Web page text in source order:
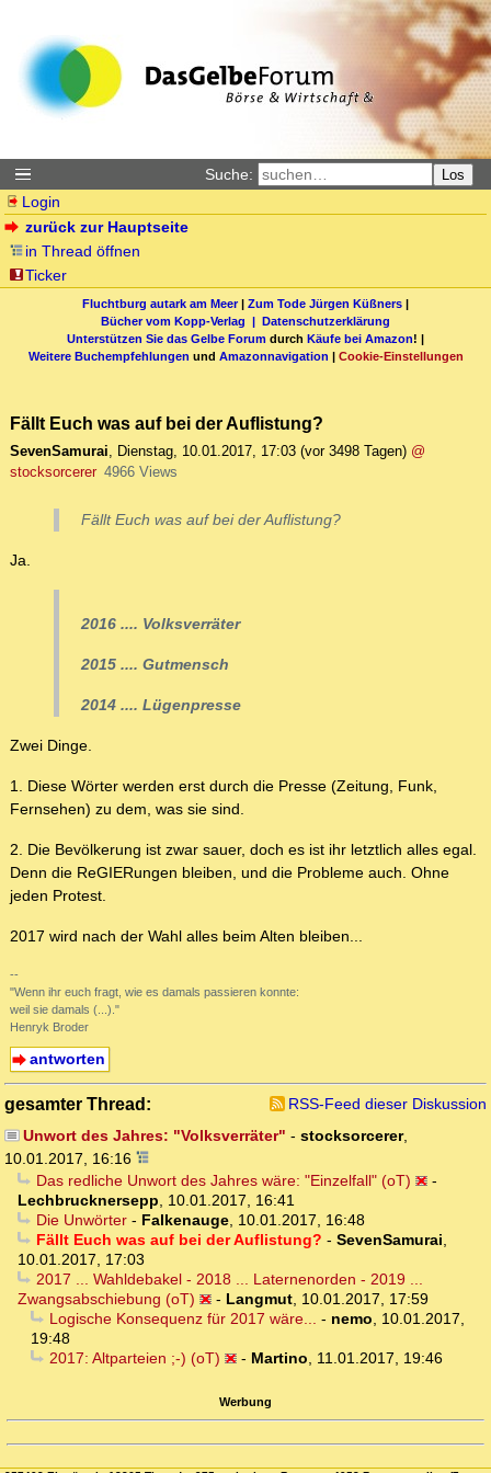
Suche: Los
Login
zurück zur Hauptseite
in Thread öffnen
Ticker
Fluchtburg autark am Meer| Zum Tode Jürgen Küßners |
Bücher vom Kopp-Verlag | Datenschutzerklärung
Unterstützen Sie das Gelbe Forum durch Käufe bei Amazon! |
Weitere Buchempfehlungen und Amazonnavigation | Cookie-Einstellungen
Fällt Euch was auf bei der Auflistung?
SevenSamurai, Dienstag, 10.01.2017, 17:03 (vor 3498 Tagen) @
stocksorcerer 4966 Views
Fällt Euch was auf bei der Auflistung?
Ja.
2016 .... Volksverräter
2015 .... Gutmensch
2014 .... Lügenpresse
Zwei Dinge.
1. Diese Wörter werden erst durch die Presse (Zeitung, Funk,
Fernsehen) zu dem, was sie sind.
2. Die Bevölkerung ist zwar sauer, doch es ist ihr letztlich alles egal.
Denn die ReGIERungen bleiben, und die Probleme auch. Ohne
jeden Protest.
2017 wird nach der Wahl alles beim Alten bleiben...
--
"Wenn ihr euch fragt, wie es damals passieren konnte:
weil sie damals (...)."
Henryk Broder
antworten
gesamter Thread:
RSS-Feed dieser Diskussion
Unwort des Jahres: "Volksverräter" - stocksorcerer,
10.01.2017, 16:16
Das redliche Unwort des Jahres wäre: "Einzelfall" (oT)
-
Lechbrucknersepp, 10.01.2017, 16:41
Die Unwörter- Falkenauge, 10.01.2017, 16:48
Fällt Euch was auf bei der Auflistung? - SevenSamurai,
10.01.2017, 17:03
2017 ... Wahldebakel - 2018 ... Laternenorden - 2019 ...
Zwangsabschiebung (oT)
- Langmut, 10.01.2017, 17:59
Logische Konsequenz für 2017 wäre... - nemo, 10.01.2017,
19:48
2017: Altparteien ;-) (oT)
- Martino, 11.01.2017, 19:46
Werbung